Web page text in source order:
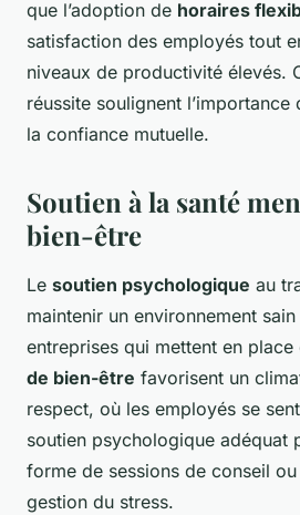
que l’adoption de horaires
satisfaction des employés tout
niveaux de productivité élevés.
réussite soulignent l’importance
la confiance mutuelle.
Soutien à la santé
bien-être
Le soutien psychologique au
maintenir un environnement
entreprises qui mettent en place
de bien-être favorisent un
respect, où les employés se
soutien psychologique adéquat
forme de sessions de conseil
gestion du stress.